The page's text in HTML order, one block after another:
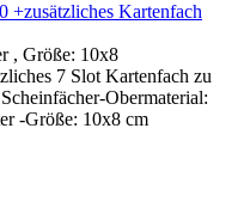
+zusätzliches Kartenfach
, Größe: 10x8
7 Slot Kartenfach zu
Obermaterial:
-Größe: 10x8 cm